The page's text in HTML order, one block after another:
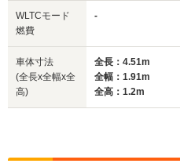
サイズ
(全長x全幅x全高)
WLTCモード
燃費
-
車体寸法
(全長x全幅x全
高)
全長：4.51m
全幅：1.91m
全高：1.2m